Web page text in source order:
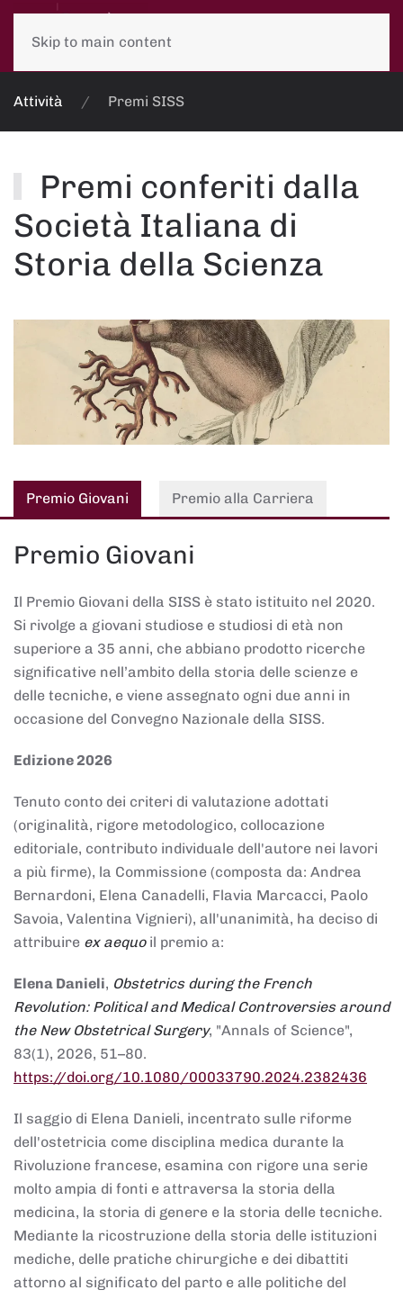
Skip to main content
Attività Premi SISS
Premi conferiti dalla
Società Italiana di
Storia della Scienza
Premio Giovani Premio alla Carriera
Premio Giovani
Il Premio Giovani della SISS è stato istituito nel 2020.
Si rivolge a giovani studiose e studiosi di età non
superiore a 35 anni, che abbiano prodotto ricerche
significative nell’ambito della storia delle scienze e
delle tecniche, e viene assegnato ogni due anni in
occasione del Convegno Nazionale della SISS.
Edizione 2026
Tenuto conto dei criteri di valutazione adottati
(originalità, rigore metodologico, collocazione
editoriale, contributo individuale dell'autore nei lavori
a più firme), la Commissione (composta da: Andrea
Bernardoni, Elena Canadelli, Flavia Marcacci, Paolo
Savoia, Valentina Vignieri), all'unanimità, ha deciso di
attribuire ex aequoil premio a:
Elena Danieli, Obstetrics during the French
Revolution: Political and Medical Controversies around
the New Obstetrical Surgery, "Annals of Science",
83(1), 2026, 51–80.
https://doi.org/10.1080/00033790.2024.2382436
Il saggio di Elena Danieli, incentrato sulle riforme
dell'ostetricia come disciplina medica durante la
Rivoluzione francese, esamina con rigore una serie
molto ampia di fonti e attraversa la storia della
medicina, la storia di genere e la storia delle tecniche.
Mediante la ricostruzione della storia delle istituzioni
mediche, delle pratiche chirurgiche e dei dibattiti
attorno al significato del parto e alle politiche del